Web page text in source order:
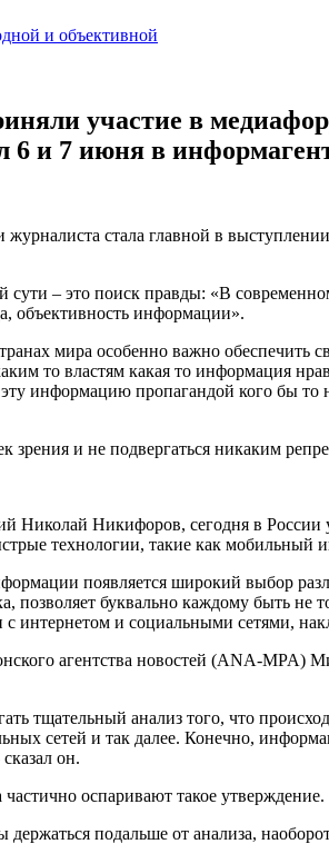
участие в
6 и 7 июня в
стала главной в
сути – это поиск правды: «В
объективность информации».
мира особенно важно
то властям какая то информация
эту информацию пропагандой кого бы
зрения и не подвергаться никаким
Никифоров, сегодня в России
технологии, такие как мобильный
появляется широкий выбор
позволяет буквально каждому быть
и социальными сетями,
агентства новостей (ANA-
тщательный анализ того, что
сетей и так далее. Конечно,
он.
оспаривают такое утверждение.
подальше от анализа,